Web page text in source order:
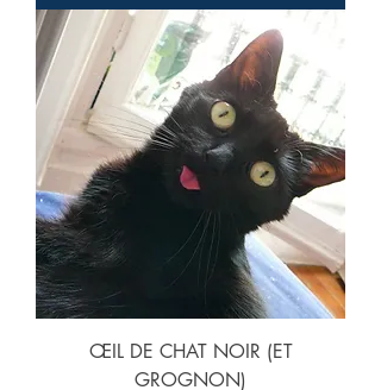
ŒIL DE CHAT NOIR (ET
GROGNON)